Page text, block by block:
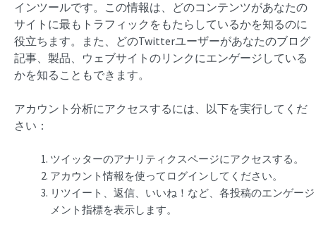
インツールです。この情報は、どのコンテンツがあなたの
サイトに最もトラフィックをもたらしているかを知るのに
役立ちます。また、どのTwitterユーザーがあなたのブログ
記事、製品、ウェブサイトのリンクにエンゲージしている
かを知ることもできます。
アカウント分析にアクセスするには、以下を実行してくだ
さい：
ツイッターのアナリティクスページにアクセスする。
アカウント情報を使ってログインしてください。
リツイート、返信、いいね！など、各投稿のエンゲージ
メント指標を表示します。